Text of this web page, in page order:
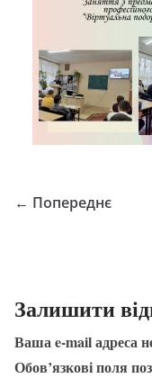
← Попереднє
Залишити
Ваша e-mail адреса
Обов’язкові поля